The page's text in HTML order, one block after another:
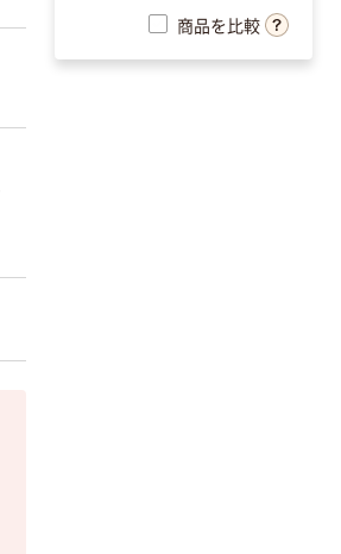
商品を比較